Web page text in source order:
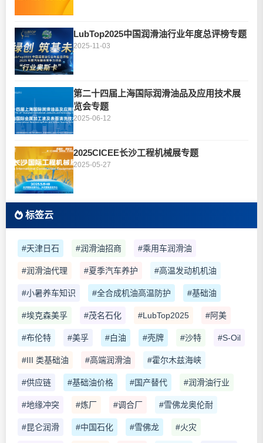
LubTop2025中国润滑油行业年度总评榜专题
2025-11-03
第二十四届上海国际润滑油品及应用技术展
览会专题
2025-06-12
2025CICEE长沙工程机械展专题
2025-05-27
标签云
#天津日石 #润滑油招商 #乘用车润滑油
#润滑油代理 #夏季汽车养护 #高温发动机机油
#小暑养车知识 #全合成机油高温防护 #基础油
#埃克森美孚 #茂名石化 #LubTop2025 #阿美
#布伦特 #美孚 #白油 #壳牌 #沙特 #S-Oil
#III 类基础油 #高端润滑油 #霍尔木兹海峡
#供应链 #基础油价格 #国产替代 #润滑油行业
#地缘冲突 #炼厂 #调合厂 #雪佛龙奥伦耐
#昆仑润滑 #中国石化 #雪佛龙 #火灾